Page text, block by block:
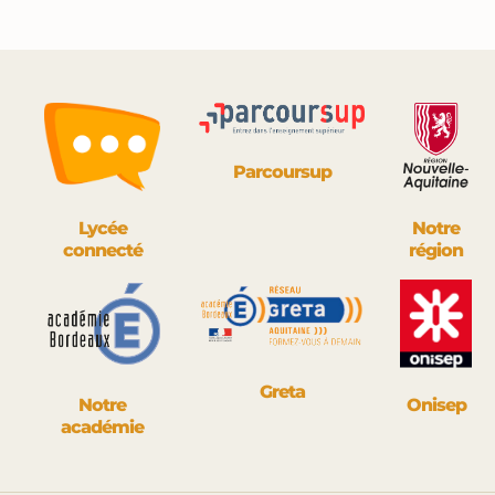
Lycée
connecté
Parcoursup
Notre
région
Notre
académie
Greta
Onisep